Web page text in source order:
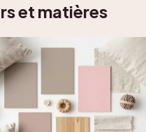
et matières